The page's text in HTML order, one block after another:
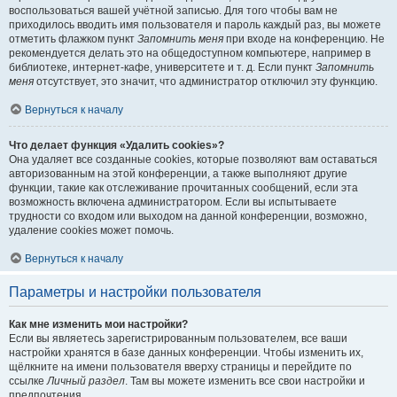
воспользоваться вашей учётной записью. Для того чтобы вам не
приходилось вводить имя пользователя и пароль каждый раз, вы можете
отметить флажком пункт Запомнить меня при входе на конференцию. Не
рекомендуется делать это на общедоступном компьютере, например в
библиотеке, интернет-кафе, университете и т. д. Если пункт Запомнить
меня отсутствует, это значит, что администратор отключил эту функцию.
Вернуться к началу
Что делает функция «Удалить cookies»?
Она удаляет все созданные cookies, которые позволяют вам оставаться
авторизованным на этой конференции, а также выполняют другие
функции, такие как отслеживание прочитанных сообщений, если эта
возможность включена администратором. Если вы испытываете
трудности со входом или выходом на данной конференции, возможно,
удаление cookies может помочь.
Вернуться к началу
Параметры и настройки пользователя
Как мне изменить мои настройки?
Если вы являетесь зарегистрированным пользователем, все ваши
настройки хранятся в базе данных конференции. Чтобы изменить их,
щёлкните на имени пользователя вверху страницы и перейдите по
ссылкеЛичный раздел. Там вы можете изменить все свои настройки и